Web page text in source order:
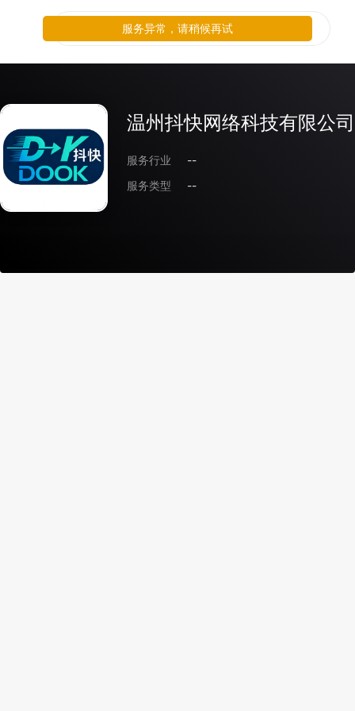
温州抖快网络科技有限公司
服务行业
--
服务类型
--
服务异常，请稍候再试